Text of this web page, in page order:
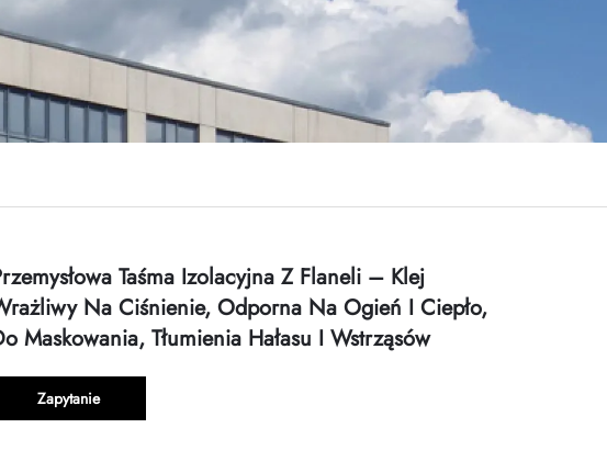
Taśma Izolacyjna Z Flaneli – Klej
Na Ciśnienie, Odporna Na Ogień I Ciepło,
Maskowania, Tłumienia Hałasu I Wstrząsów
Zapytanie